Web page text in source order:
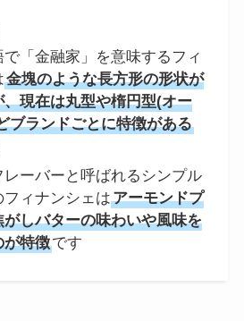
「金融家」を意味するフィ
金塊のような長方形の形状が
、現在は丸型や楕円型(オー
ブランドごとに特徴がある
レーバーと呼ばれるシンプル
フィナンシェはアーモンドプ
しバターの味わいや風味を
が特徴です